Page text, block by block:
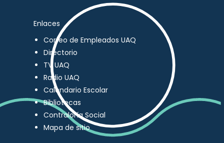
Enlaces
Correo de Empleados UAQ
Directorio
TV UAQ
Radio UAQ
Calendario Escolar
Bibliotecas
Contraloría Social
Mapa de sitio